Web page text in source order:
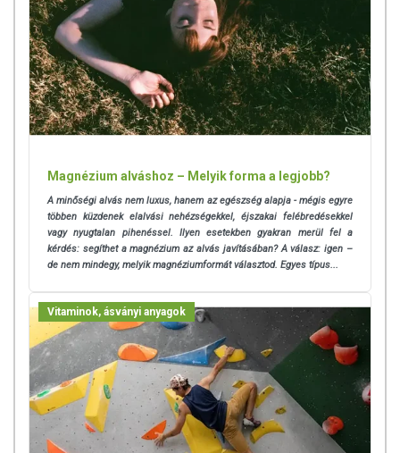
Magnézium alváshoz – Melyik forma a legjobb?
A minőségi alvás nem luxus, hanem az egészség alapja - mégis egyre
többen küzdenek elalvási nehézségekkel, éjszakai felébredésekkel
vagy nyugtalan pihenéssel. Ilyen esetekben gyakran merül fel a
kérdés: segíthet a magnézium az alvás javításában? A válasz: igen –
de nem mindegy, melyik magnéziumformát választod. Egyes típus...
Vitaminok, ásványi anyagok